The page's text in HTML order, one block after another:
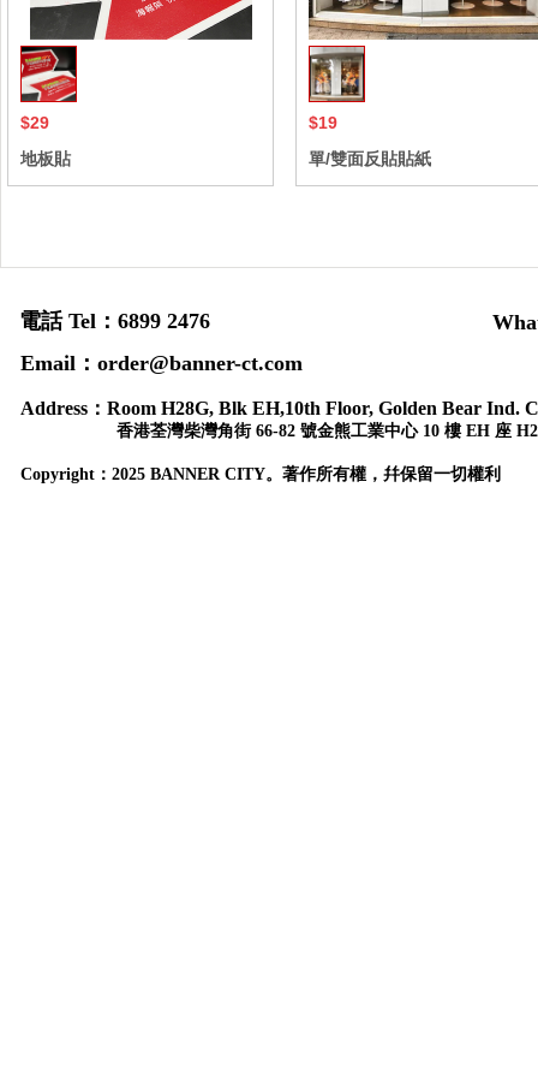
$29
地板貼
$19
單/雙面反貼貼紙
電話 Tel：6899 2476
Email：order@banner-ct.com
Address： Room H28G, Blk EH,10th Floor, Golden Bear Ind.
香港荃灣柴灣角街 66-82 號金熊工業中心 10 樓 EH 座
Copyright： 2025 BANNER CITY。著作所有權，幷保留一切權利